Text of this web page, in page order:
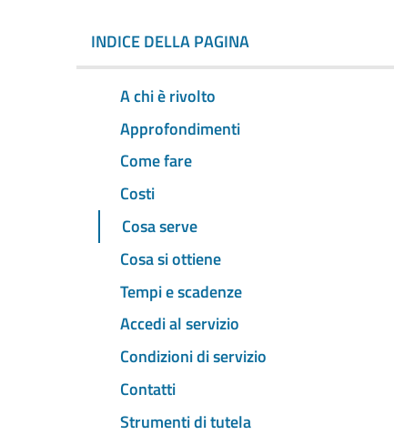
INDICE DELLA PAGINA
A chi è rivolto
Approfondimenti
Come fare
Costi
Cosa serve
Cosa si ottiene
Tempi e scadenze
Accedi al servizio
Condizioni di servizio
Contatti
Strumenti di tutela